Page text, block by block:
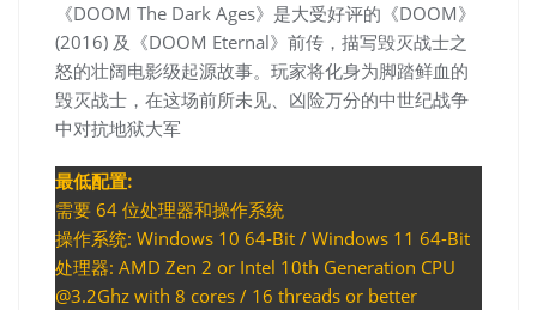
《DOOM The Dark Ages》是大受好评的《DOOM》
(2016) 及《DOOM Eternal》前传，描写毁灭战士之
怒的壮阔电影级起源故事。玩家将化身为脚踏鲜血的
毁灭战士，在这场前所未见、凶险万分的中世纪战争
中对抗地狱大军
最低配置:
需要 64 位处理器和操作系统
操作系统: Windows 10 64-Bit / Windows 11 64-Bit
处理器: AMD Zen 2 or Intel 10th Generation CPU
@3.2Ghz with 8 cores / 16 threads or better